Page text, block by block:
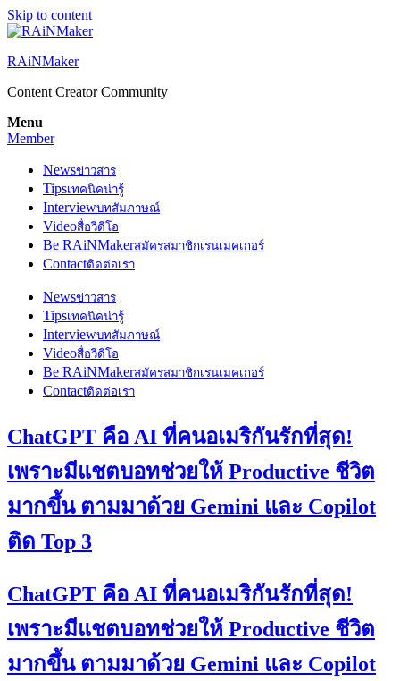
Skip to content
RAiNMaker
Content Creator Community
Menu
Member
Newsข่าวสาร
Tipsเทคนิคน่ารู้
Interviewบทสัมภาษณ์
Videoสื่อวีดีโอ
Be RAiNMakerสมัครสมาชิกเรนเมคเกอร์
Contactติดต่อเรา
Newsข่าวสาร
Tipsเทคนิคน่ารู้
Interviewบทสัมภาษณ์
Videoสื่อวีดีโอ
Be RAiNMakerสมัครสมาชิกเรนเมคเกอร์
Contactติดต่อเรา
ChatGPT คือ AI ที่คนอเมริกันรักที่สุด!
เพราะมีแชตบอทช่วยให้ Productive ชีวิต
มากขึ้น ตามมาด้วย Gemini และ Copilot
ติด Top 3
ChatGPT คือ AI ที่คนอเมริกันรักที่สุด!
เพราะมีแชตบอทช่วยให้ Productive ชีวิต
มากขึ้น ตามมาด้วย Gemini และ Copilot